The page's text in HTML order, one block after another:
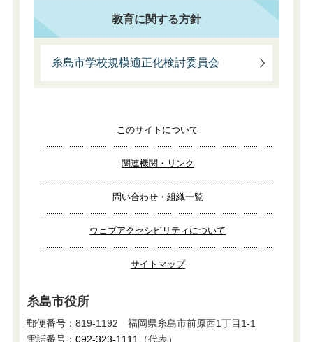
教育に関する方針
糸島市学校規模適正化検討委員会
このサイトについて
関連機関・リンク
問い合わせ・組織一覧
ウェブアクセシビリティについて
サイトマップ
糸島市役所
郵便番号：819-1192 福岡県糸島市前原西1丁目1-1
電話番号： 092-323-1111 （代表）